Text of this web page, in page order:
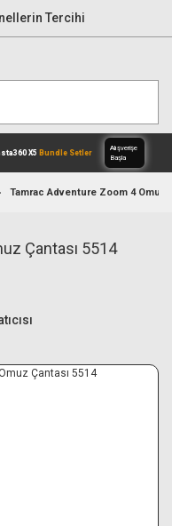
Tercihi
Alışverişe
Tamrac Adventure Zoom 4 Omuz
Çantası 5514